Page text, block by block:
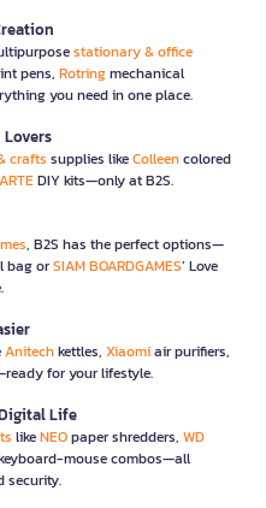
stationary & office
pens, Rotringmechanical
you need in one place.
crafts supplies likeColleencolored
DIY kits—only at B2S.
, B2S has the perfect options—
bag orSIAM BOARDGAMES’ Love
Anitechkettles, Xiaomiair purifiers,
for your lifestyle.
Life
likeNEOpaper shredders, WD
mouse combos—all
security.